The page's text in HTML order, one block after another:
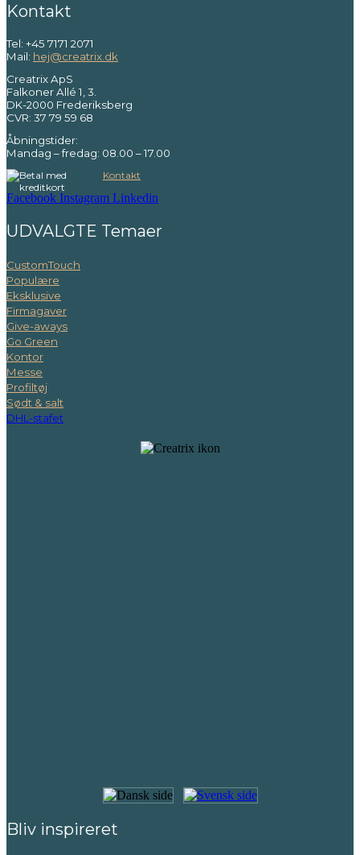
Kontakt
Tel: +45 7171 2071
Mail: hej@creatrix.dk
Creatrix ApS
Falkoner Allé 1, 3.
DK-2000 Frederiksberg
CVR: 37 79 59 68
Åbningstider:
Mandag – fredag: 08.00 – 17.00
Kontakt
Facebook Instagram Linkedin
UDVALGTE Temaer
CustomTouch
Populære
Eksklusive
Firmagaver
Give-aways
Go Green
Kontor
Messe
Profiltøj
Sødt & salt
DHL-stafet
Bliv inspireret